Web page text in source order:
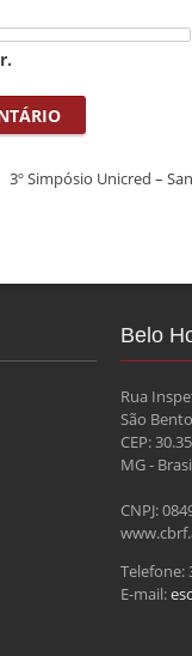
3º Simpósio Unicred –
Belo
Rua
São
CEP:
MG -
CNPJ:
Telefone:
E-mail: